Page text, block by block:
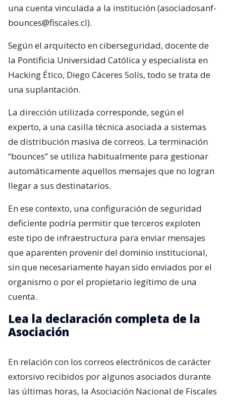
una cuenta vinculada a la institución (asociadosanf-
bounces@fiscales.cl).
Según el arquitecto en ciberseguridad, docente de
la Pontificia Universidad Católica y especialista en
Hacking Ético, Diego Cáceres Solís, todo se trata de
una suplantación.
La dirección utilizada corresponde, según el
experto, a una casilla técnica asociada a sistemas
de distribución masiva de correos. La terminación
“bounces” se utiliza habitualmente para gestionar
automáticamente aquellos mensajes que no logran
llegar a sus destinatarios.
En ese contexto, una configuración de seguridad
deficiente podría permitir que terceros exploten
este tipo de infraestructura para enviar mensajes
que aparenten provenir del dominio institucional,
sin que necesariamente hayan sido enviados por el
organismo o por el propietario legítimo de una
cuenta.
Lea la declaración completa de la
Asociación
En relación con los correos electrónicos de carácter
extorsivo recibidos por algunos asociados durante
las últimas horas, la Asociación Nacional de Fiscales